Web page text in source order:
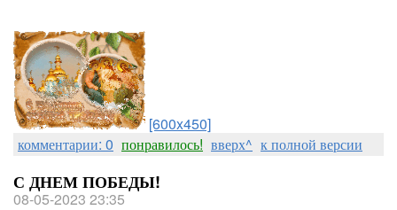
[600x450]
комментарии: 0 понравилось! вверх^ к полной версии
С ДНЕМ ПОБЕДЫ!
08-05-2023 23:35